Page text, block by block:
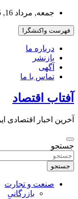
بروید
جمعه, مرداد 16, 1405
فهرست واکنشگرا
درباره ما
بازنشر
آگهی
تماس با ما
آفتاب اقتصاد
آخرین اخبار اقتصادی
جستجو
جستجو
صنعت و تجارت
بازرگانی